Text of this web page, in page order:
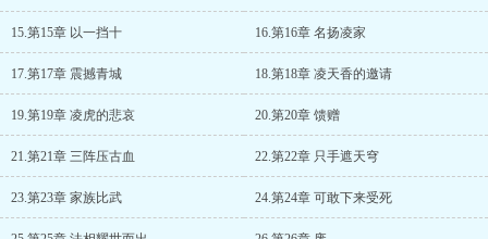
15.第15章 以一挡十 16.第16章 名扬凌家
17.第17章 震撼青城 18.第18章 凌天香的邀请
19.第19章 凌虎的悲哀 20.第20章 馈赠
21.第21章 三阵压古血 22.第22章 只手遮天穹
23.第23章 家族比武 24.第24章 可敢下来受死